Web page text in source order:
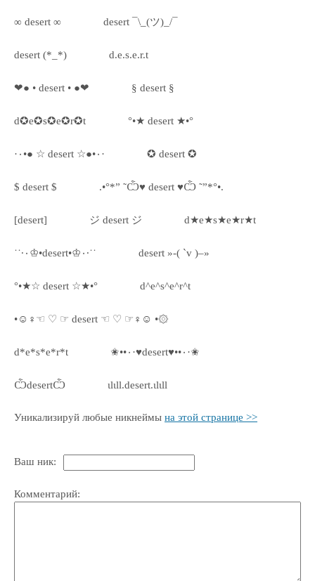
∞ desert ∞ desert ¯\_(ツ)_/¯
desert (*_*) d.e.s.e.r.t
❤● • desert • ●❤ § desert §
d✪e✪s✪e✪r✪t °•★ desert ★•°
·٠•● ☆ desert ☆●•٠· ✪ desert ✪
$ desert $ .•°*” ˜Ѽ♥ desert ♥Ѽ ˜”*°•.
[desert] ジ desert ジ d★e★s★e★r★t
˙˙·٠♔•desert•♔٠·˙˙ desert »-( `v )–»
°•★☆ desert ☆★•° d^e^s^e^r^t
•☺♀☜ ♡ ☞ desert ☜ ♡ ☞♀☺ •۞
d*e*s*e*r*t ✬••٠·♥desert♥••٠·✬
ѼdesertѼ ιlιll.desert.ιlιll
Уникализируй любые никнеймы на этой странице >>
Ваш ник:
Комментарий: